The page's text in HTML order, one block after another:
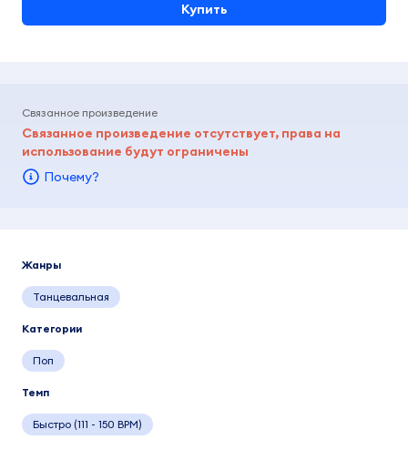
Купить
Связанное произведение
Связанное произведение отсутствует, права на
использование будут ограничены
Почему?
Жанры
Танцевальная
Категории
Поп
Темп
Быстро (111 - 150 BPM)